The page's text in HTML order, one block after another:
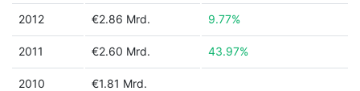
2012 €2.86 Mrd. 9.77%
2011 €2.60 Mrd. 43.97%
2010 €1.81 Mrd.